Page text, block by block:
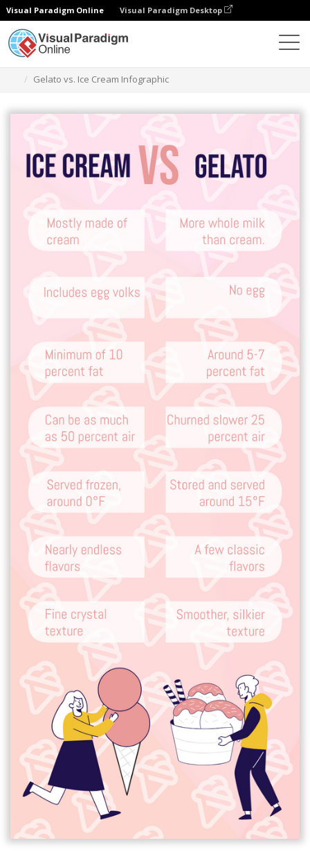
Visual Paradigm Online Visual Paradigm Desktop
Gelato vs. Ice Cream Infographic